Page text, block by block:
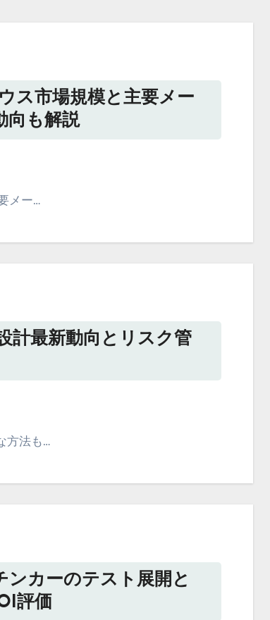
ス市場規模と主要メー
向も解説
メー…
計最新動向とリスク管
方法も…
ンカーのテスト展開と
評価